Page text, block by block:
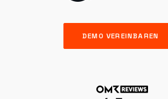
DEMO VEREINBAREN